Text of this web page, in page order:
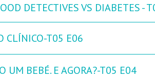
DETECTIVES VS DIABETES -
CLÍNICO-T05 E06
UM BEBÉ. E AGORA?-T05 E04